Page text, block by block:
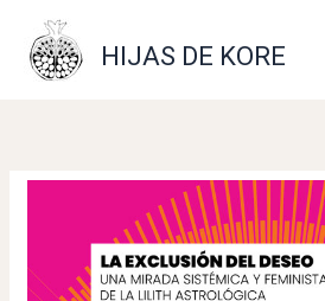
contenido
HIJAS DE KORE